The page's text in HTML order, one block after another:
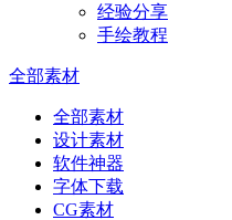
经验分享
手绘教程
全部素材
全部素材
设计素材
软件神器
字体下载
CG素材